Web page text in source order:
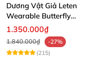
Dương Vật Giả Leten
Wearable Butterfly
Bluetooth Đa Năng
1.350.000₫
1.840.000₫
-27%
(215)